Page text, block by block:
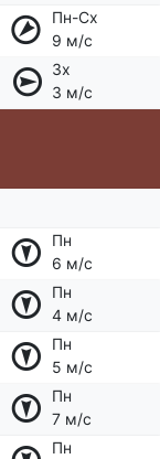
Пн-Сх
9 м/с
Зх
3 м/с
Пн
6 м/с
Пн
4 м/с
Пн
5 м/с
Пн
7 м/с
Пн